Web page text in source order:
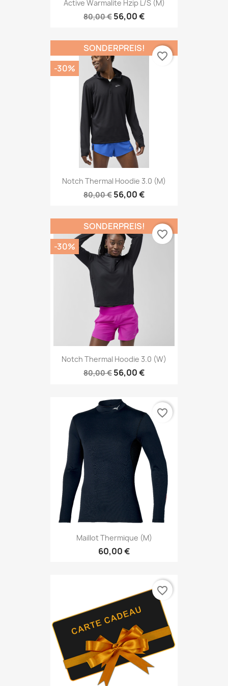
Active Warmalite Hzip L/s (M)
80,00 € 56,00 €
Notch Thermal Hoodie 3.0 (M)
80,00 € 56,00 €
SONDERPREIS!
-30%
favorite_border
Notch Thermal Hoodie 3.0 (W)
80,00 € 56,00 €
SONDERPREIS!
-30%
favorite_border
Maillot Thermique (M)
60,00 €
favorite_border
favorite_border